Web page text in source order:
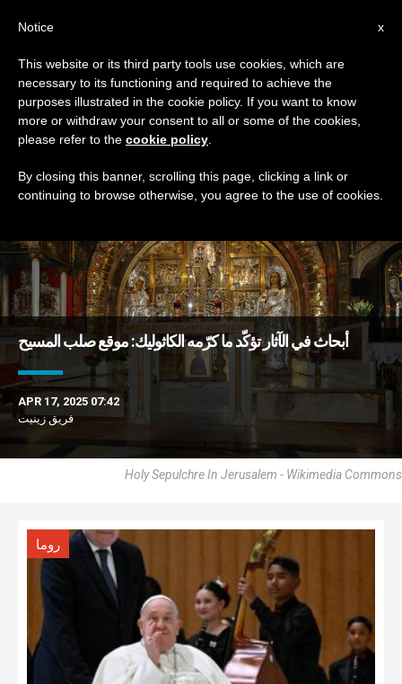
TAG
Posts Tagged ‘دليل’
DERNIÈRES NOUVELLES
أبحاث في الآثار تؤكّد ما كرّمه الكاثوليك: موقع صلب المسيح
APR 17, 2025 07:42
فريق زينيت
Holy Sepulchre In Jerusalem - Wikimedia Commons
روما
x
Notice
This website or its third party tools use cookies, which are
necessary to its functioning and required to achieve the
purposes illustrated in the cookie policy. If you want to know
more or withdraw your consent to all or some of the cookies,
please refer to the cookie policy
By closing this banner, scrolling this page, clicking a link or
continuing to browse otherwise, you agree to the use of cookies.